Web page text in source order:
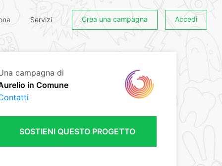
Servizi Crea una campagna Accedi
campagna di
in Comune
SOSTIENI QUESTO PROGETTO